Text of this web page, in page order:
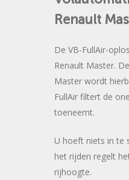
Renault
De VB-FullAir-
Renault Master.
Master wordt
FullAir filtert de
toeneemt.
U hoeft niets in te
het rijden regelt
rijhoogte.